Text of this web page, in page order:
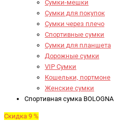
Сумки-мешки
Сумки для покупок
Сумки через плечо
Спортивные сумки
Сумки для планшета
Дорожные сумки
VIP Сумки
Кошельки, портмоне
Женские сумки
Спортивная сумка BOLOGNA
Скидка 9 %